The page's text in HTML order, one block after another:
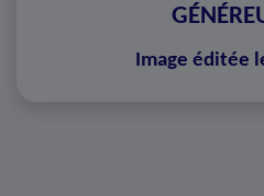
Image éditée